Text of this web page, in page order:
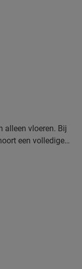
alleen vloeren. Bij
een volledige